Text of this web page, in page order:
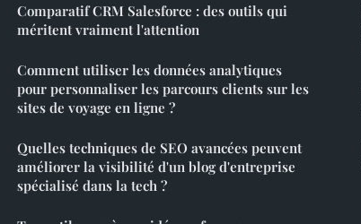
Comparatif CRM Salesforce : des outils qui
méritent vraiment l'attention
Comment utiliser les données analytiques
pour personnaliser les parcours clients sur les
sites de voyage en ligne ?
Quelles techniques de SEO avancées peuvent
améliorer la visibilité d'un blog d'entreprise
spécialisé dans la tech ?